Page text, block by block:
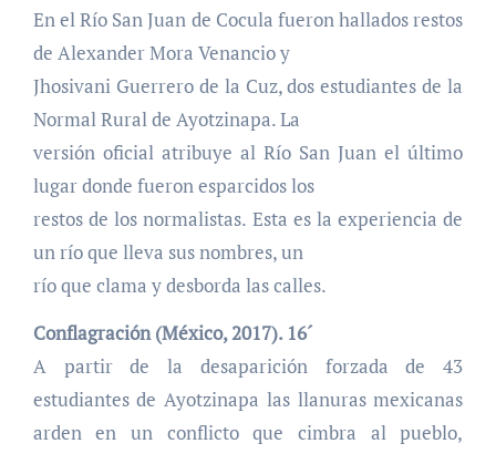
En el Río San Juan de Cocula fueron hallados restos
de Alexander Mora Venancio y
Jhosivani Guerrero de la Cuz, dos estudiantes de la
Normal Rural de Ayotzinapa. La
versión oficial atribuye al Río San Juan el último
lugar donde fueron esparcidos los
restos de los normalistas. Esta es la experiencia de
un río que lleva sus nombres, un
río que clama y desborda las calles.
Conflagración (México, 2017). 16´
A partir de la desaparición forzada de 43
estudiantes de Ayotzinapa las llanuras mexicanas
arden en un conflicto que cimbra al pueblo,